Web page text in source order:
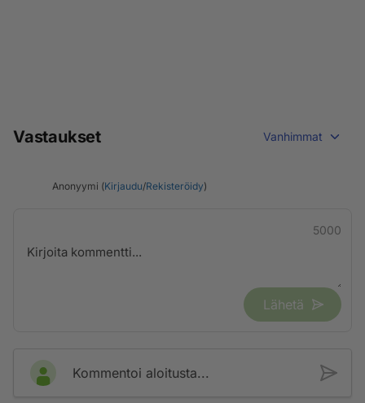
Vastaukset Vanhimmat
Anonyymi (Kirjaudu/Rekisteröidy)
5000
Lähetä
Kommentoi aloitusta...